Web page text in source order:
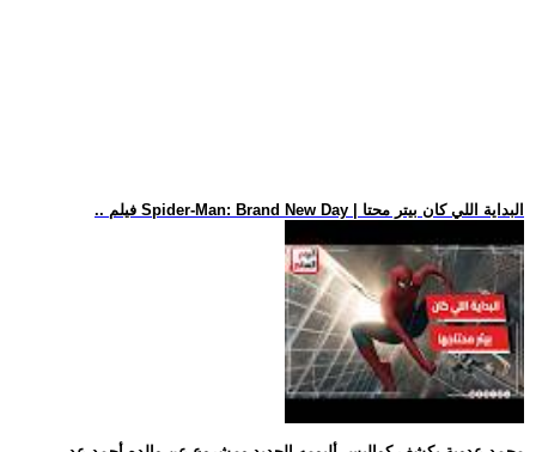
.. فيلم Spider-Man: Brand New Day | البداية اللي كان بيتر محتا